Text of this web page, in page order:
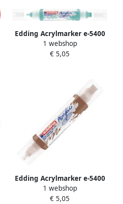
Edding Acrylmarker e-5400
3D double liner opulent
turquoise
1 webshop
€ 5,05
Edding Acrylmarker e-5400
3D double liner hazelnoot
1 webshop
€ 5,05